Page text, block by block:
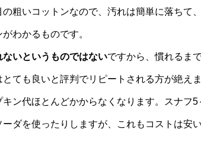
の粗いコットンなので、汚れは簡単に落ちて
わかるものです。
いというものではないですから、慣れるま
ても良いと評判でリピートされる方が絶えま
キン代ほとんどかからなくなります。スナフ
ダを使ったりしますが、これもコストは安い